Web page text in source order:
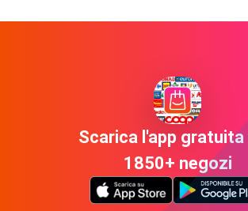
Scarica l'app gratuita
1850+ negozi